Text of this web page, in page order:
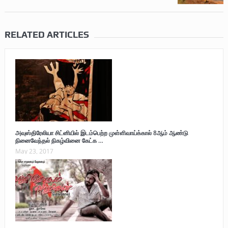
RELATED ARTICLES
அவுஸ்திரேலியா சிட்னியில் இடம்பெற்ற முள்ளிவாய்க்கால் 8ஆம் ஆண்டு
நினைவேந்தல் நிகழ்வினை கேட்க …
May 23, 2017